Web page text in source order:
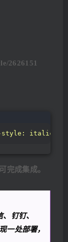
2626151
style:
完成集成。
钉钉、
一处部署，